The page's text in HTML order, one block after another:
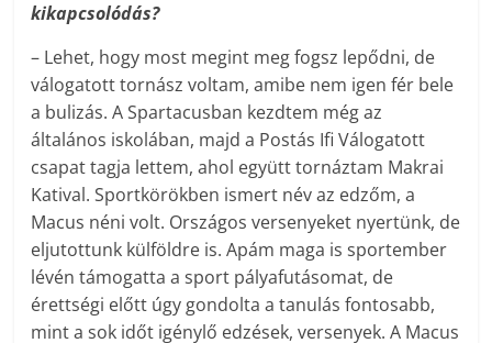
kikapcsolódás?
– Lehet, hogy most megint meg fogsz lepődni, de
válogatott tornász voltam, amibe nem igen fér bele
a bulizás. A Spartacusban kezdtem még az
általános iskolában, majd a Postás Ifi Válogatott
csapat tagja lettem, ahol együtt tornáztam Makrai
Katival. Sportkörökben ismert név az edzőm, a
Macus néni volt. Országos versenyeket nyertünk, de
eljutottunk külföldre is. Apám maga is sportember
lévén támogatta a sport pályafutásomat, de
érettségi előtt úgy gondolta a tanulás fontosabb,
mint a sok időt igénylő edzések, versenyek. A Macus